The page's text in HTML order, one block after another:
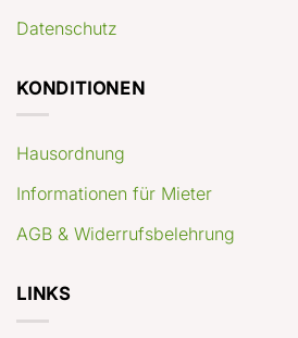
Datenschutz
KONDITIONEN
Hausordnung
Informationen für Mieter
AGB & Widerrufsbelehrung
LINKS